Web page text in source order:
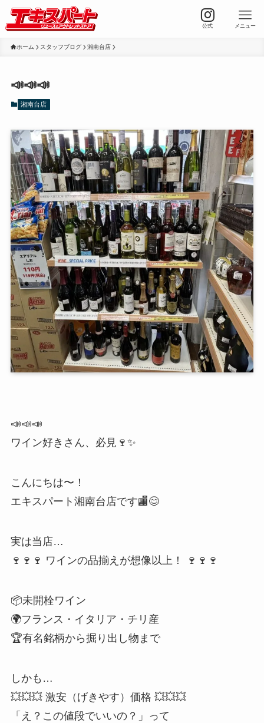
公式 メニュー
ホーム スタッフブログ 湘南台店
📣📣📣
湘南台店
📣📣📣
ワイン好きさん、必見🍷✨
こんにちは〜！
エキスパート湘南台店です🏬😊
実は当店…
🍷🍷🍷 ワインの品揃えが想像以上！ 🍷🍷🍷
📦未開栓ワイン
🌍フランス・イタリア・チリ産
🏆有名銘柄から掘り出し物まで
しかも…
💥💥💥 激安（げきやす）価格 💥💥💥
「え？この値段でいいの？」って